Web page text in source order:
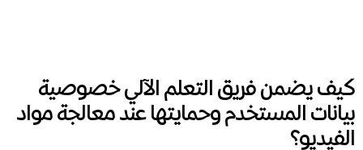
كيف يضمن فريق التعلم الآلي خصوصية
بيانات المستخدم وحمايتها عند معالجة مواد
الفيديو؟